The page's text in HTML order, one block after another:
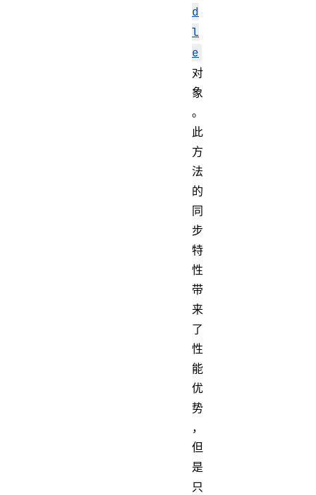
d
l
e
对
象
。
此
方
法
的
同
步
特
性
带
来
了
性
能
优
势
，
但
是
只